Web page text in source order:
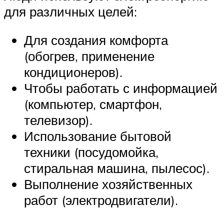
для различных целей:
Для создания комфорта
(обогрев, применение
кондиционеров).
Чтобы работать с информацией
(компьютер, смартфон,
телевизор).
Использование бытовой
техники (посудомойка,
стиральная машина, пылесос).
Выполнение хозяйственных
работ (электродвигатели).